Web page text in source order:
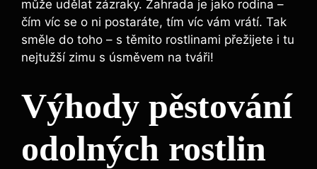
může udělat zázraky. Zahrada je jako rodina –
čím víc se o ni postaráte, tím víc vám vrátí. Tak
směle do toho – s těmito rostlinami přežijete i tu
nejtužší zimu s úsměvem na tváři!
Výhody pěstování
odolných rostlin